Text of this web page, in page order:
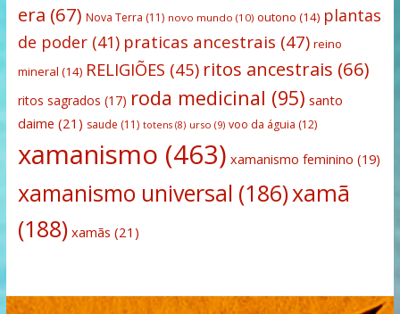
era (67) Nova Terra (11) novo mundo (10) outono (14) plantas
de poder(41) praticas ancestrais (47) reino
mineral (14) RELIGIÕES (45) ritos ancestrais (66)
ritos sagrados (17) roda medicinal (95) santo
daime (21) saude (11) totens(8) urso (9) voo da águia (12)
xamanismo (463) xamanismo feminino (19)
xamanismo universal (186)xamã
(188) xamãs (21)